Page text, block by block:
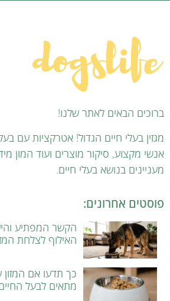
ברוכים הבאים לאתר שלנו!
מגזין בעלי חיים הגדול! אטרקציות עם
אנשי מקצוע, סיקור מוצרים ועוד המון
מעניינים בנושא בעלי חיים.
פוסטים אחרונים:
הקשר המפתיע
האילוף לצלחת
כך תדעו אם
מתאים לבעל